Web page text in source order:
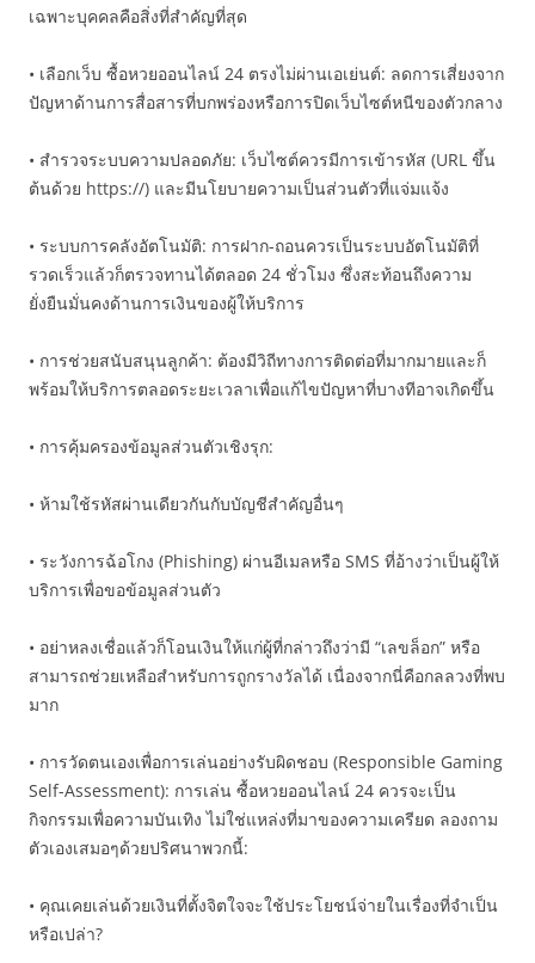
เฉพาะบุคคลคือสิ่งที่สำคัญที่สุด
• เลือกเว็บ ซื้อหวยออนไลน์ 24 ตรงไม่ผ่านเอเย่นต์: ลดการเสี่ยงจาก
ปัญหาด้านการสื่อสารที่บกพร่องหรือการปิดเว็บไซต์หนีของตัวกลาง
• สำรวจระบบความปลอดภัย: เว็บไซต์ควรมีการเข้ารหัส (URL ขึ้น
ต้นด้วย https://) และมีนโยบายความเป็นส่วนตัวที่แจ่มแจ้ง
• ระบบการคลังอัตโนมัติ: การฝาก-ถอนควรเป็นระบบอัตโนมัติที่
รวดเร็วแล้วก็ตรวจทานได้ตลอด 24 ชั่วโมง ซึ่งสะท้อนถึงความ
ยั่งยืนมั่นคงด้านการเงินของผู้ให้บริการ
• การช่วยสนับสนุนลูกค้า: ต้องมีวิถีทางการติดต่อที่มากมายและก็
พร้อมให้บริการตลอดระยะเวลาเพื่อแก้ไขปัญหาที่บางทีอาจเกิดขึ้น
• การคุ้มครองข้อมูลส่วนตัวเชิงรุก:
• ห้ามใช้รหัสผ่านเดียวกันกับบัญชีสำคัญอื่นๆ
• ระวังการฉ้อโกง (Phishing) ผ่านอีเมลหรือ SMS ที่อ้างว่าเป็นผู้ให้
บริการเพื่อขอข้อมูลส่วนตัว
• อย่าหลงเชื่อแล้วก็โอนเงินให้แก่ผู้ที่กล่าวถึงว่ามี “เลขล็อก” หรือ
สามารถช่วยเหลือสำหรับการถูกรางวัลได้ เนื่องจากนี่คือกลลวงที่พบ
มาก
• การวัดตนเองเพื่อการเล่นอย่างรับผิดชอบ (Responsible Gaming
Self-Assessment): การเล่น ซื้อหวยออนไลน์ 24 ควรจะเป็น
กิจกรรมเพื่อความบันเทิง ไม่ใช่แหล่งที่มาของความเครียด ลองถาม
ตัวเองเสมอๆด้วยปริศนาพวกนี้:
• คุณเคยเล่นด้วยเงินที่ตั้งจิตใจจะใช้ประโยชน์จ่ายในเรื่องที่จำเป็น
หรือเปล่า?